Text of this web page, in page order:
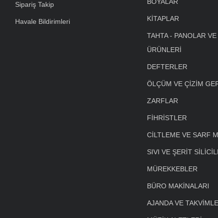
Sipariş Takip
Havale Bildirimleri
BOYALAR
KİTAPLAR
TAHTA - PANOLAR
ÜRÜNLERİ
DEFTERLER
ÖLÇÜM VE ÇİZİM
ZARFLAR
FİHRİSTLER
CİLTLEME VE SARF
SIVI VE ŞERİT
MÜREKKEBLER
BÜRO MAKİNALARI
AJANDA VE